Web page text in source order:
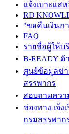
แจ้งเบาะแส
RD
"ขอคืนเงินภ
FAQ
รายชื่อผู้ให้บ
B-READY
ศูนย์ข้อมูลข่า
สรรพากร
สอบถามควา
ช่องทางแจ้ง
กรมสรรพาก